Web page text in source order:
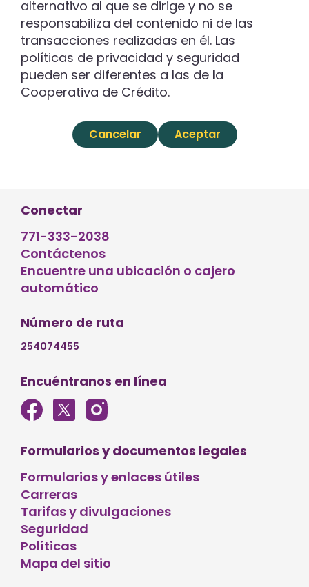
alternativo al que se dirige y no se
responsabiliza del contenido ni de las
transacciones realizadas en él. Las
políticas de privacidad y seguridad
pueden ser diferentes a las de la
Cooperativa de Crédito.
Cancelar Aceptar
Conectar
771-333-2038
Contáctenos
Encuentre una ubicación o cajero
automático
Número de ruta
254074455
Encuéntranos en línea
Formularios y documentos legales
Formularios y enlaces útiles
Carreras
Tarifas y divulgaciones
Seguridad
Políticas
Mapa del sitio